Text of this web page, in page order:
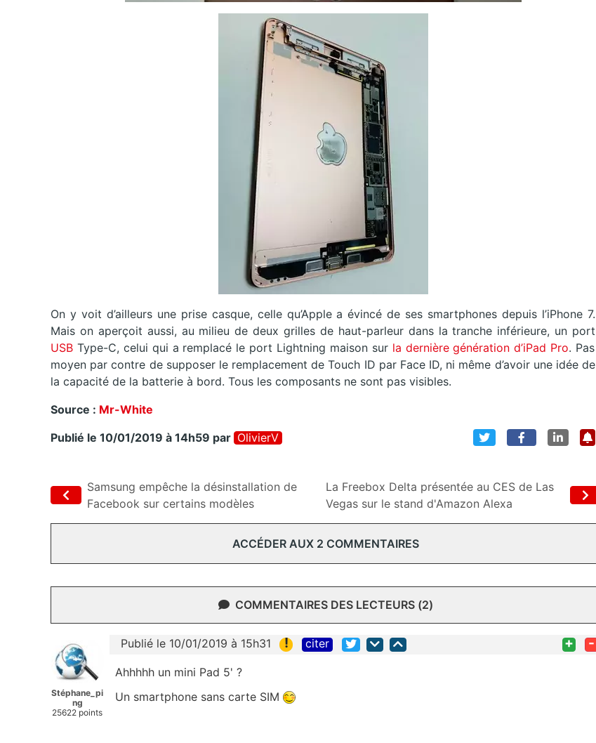
On y voit d’ailleurs une prise casque, celle qu’Apple a évincé de ses smartphones depuis l’iPhone 7.
Mais on aperçoit aussi, au milieu de deux grilles de haut-parleur dans la tranche inférieure, un port
USB Type-C, celui qui a remplacé le port Lightning maison sur la dernière génération d’iPad Pro. Pas
moyen par contre de supposer le remplacement de Touch ID par Face ID, ni même d’avoir une idée de
la capacité de la batterie à bord. Tous les composants ne sont pas visibles.
Source : Mr-White
Publié le 10/01/2019 à 14h59 par OlivierV
Samsung empêche la désinstallation de
Facebook sur certains modèles
La Freebox Delta présentée au CES de Las
Vegas sur le stand d'Amazon Alexa
ACCÉDER AUX 2 COMMENTAIRES
COMMENTAIRES DES LECTEURS (2)
Stéphane_pi
ng
25622 points
Publié le 10/01/2019 à 15h31 ! citer + -
Ahhhhh un mini Pad 5' ?
Un smartphone sans carte SIM